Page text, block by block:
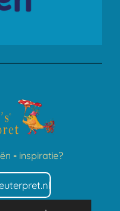
ën -inspiratie?